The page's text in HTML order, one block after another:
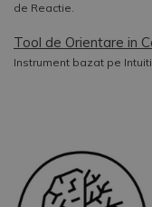
de Reactie.
Tool de Orientare in
Instrument bazat pe